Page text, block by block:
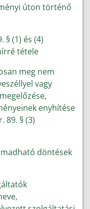
úton történő
§ (1) és (4)
tétele
meg nem
vagy
enyhítése
89. § (3)
döntések